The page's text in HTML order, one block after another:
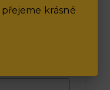
vozu
krásné